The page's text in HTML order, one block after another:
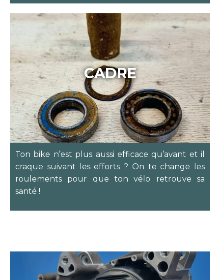
CADRE
Ton bike n’est plus aussi efficace qu’avant et il
craque suivant les efforts ? On te change les
roulements pour que ton vélo retrouve sa
santé !